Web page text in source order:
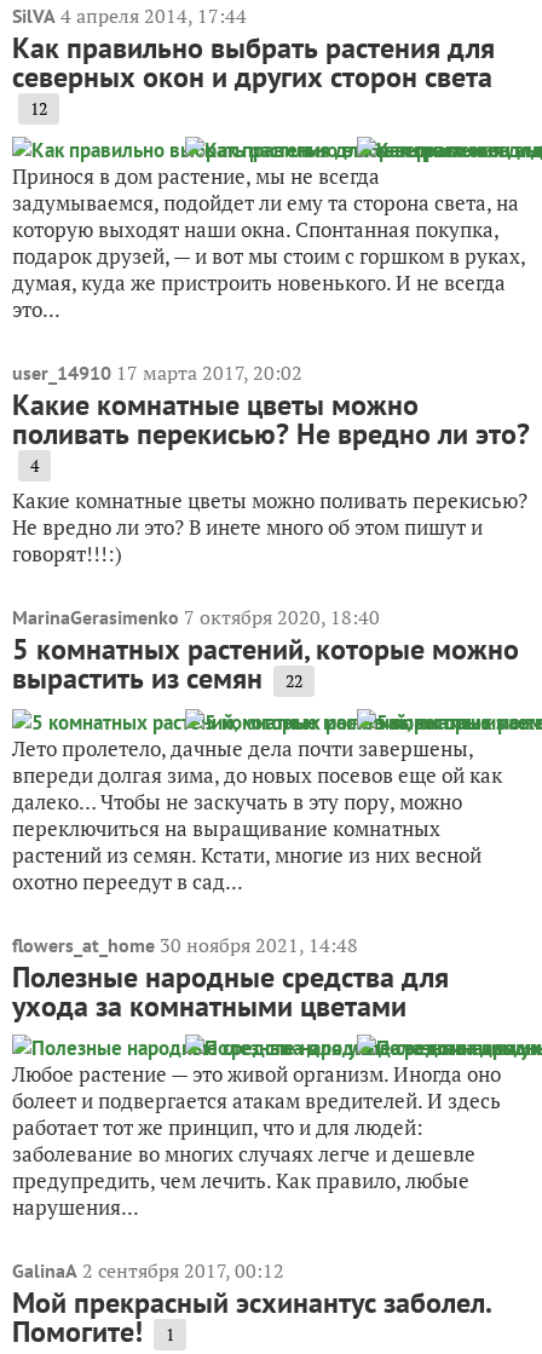
SilVA 4 апреля 2014, 17:44
Как правильно выбрать растения для
северных окон и других сторон света
12
Принося в дом растение, мы не всегда
задумываемся, подойдет ли ему та сторона света, на
которую выходят наши окна. Спонтанная покупка,
подарок друзей, — и вот мы стоим с горшком в руках,
думая, куда же пристроить новенького. И не всегда
это...
user_14910 17 марта 2017, 20:02
Какие комнатные цветы можно
поливать перекисью? Не вредно ли это?
4
Какие комнатные цветы можно поливать перекисью?
Не вредно ли это? В инете много об этом пишут и
говорят!!!:)
MarinaGerasimenko 7 октября 2020, 18:40
5 комнатных растений, которые можно
вырастить из семян 22
Лето пролетело, дачные дела почти завершены,
впереди долгая зима, до новых посевов еще ой как
далеко… Чтобы не заскучать в эту пору, можно
переключиться на выращивание комнатных
растений из семян. Кстати, многие из них весной
охотно переедут в сад...
flowers_at_home 30 ноября 2021, 14:48
Полезные народные средства для
ухода за комнатными цветами
Любое растение — это живой организм. Иногда оно
болеет и подвергается атакам вредителей. И здесь
работает тот же принцип, что и для людей:
заболевание во многих случаях легче и дешевле
предупредить, чем лечить. Как правило, любые
нарушения...
GalinaA 2 сентября 2017, 00:12
Мой прекрасный эсхинантус заболел.
Помогите! 1